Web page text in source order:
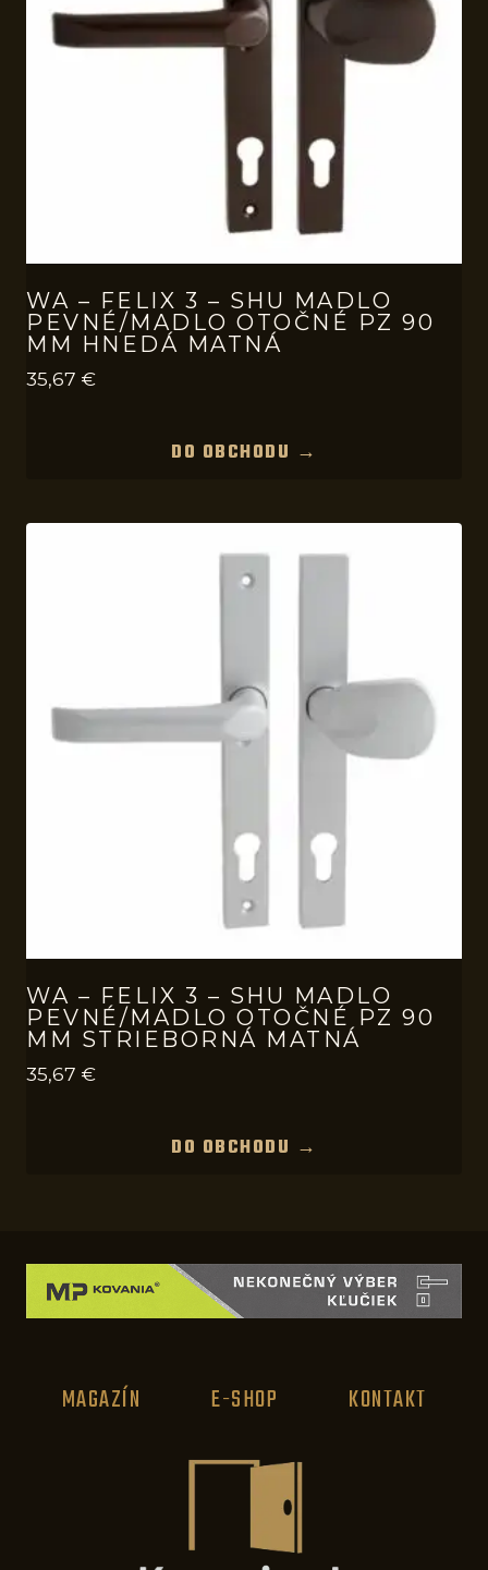
WA – FELIX 3 – SHU MADLO
PEVNÉ/MADLO OTOČNÉ PZ 90
MM HNEDÁ MATNÁ
35,67 €
DO OBCHODU →
WA – FELIX 3 – SHU MADLO
PEVNÉ/MADLO OTOČNÉ PZ 90
MM STRIEBORNÁ MATNÁ
35,67 €
DO OBCHODU →
MAGAZÍN E-SHOP KONTAKT